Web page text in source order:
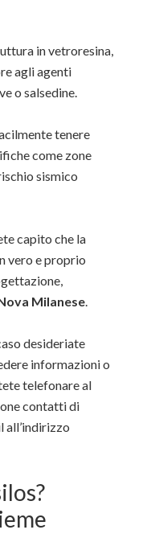
in vetroresina,
agli agenti
o salsedine.
tenere
come zone
sismico
capito che la
vero e proprio
Milanese.
desideriate
informazioni o
telefonare al
contatti di
all’indirizzo